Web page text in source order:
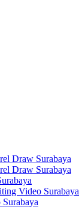
Draw Surabaya
Draw Surabaya
Video Surabaya